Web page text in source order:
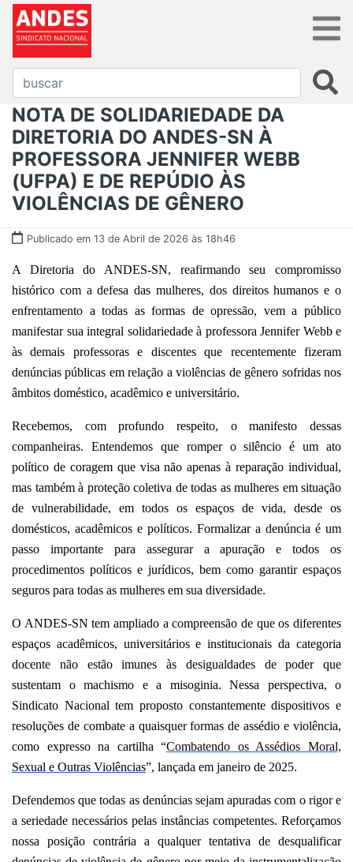
NOTA DE SOLIDARIEDADE DA
DIRETORIA DO ANDES-SN À
PROFESSORA JENNIFER WEBB
(UFPA) E DE REPÚDIO ÀS
VIOLÊNCIAS DE GÊNERO
Publicado em 13 de Abril de 2026 às 18h46
A Diretoria do ANDES-SN, reafirmando seu compromisso
histórico com a defesa das mulheres, dos direitos humanos e o
enfrentamento a todas as formas de opressão, vem a público
manifestar sua integral solidariedade à professora Jennifer Webb e
às demais professoras e discentes que recentemente fizeram
denúncias públicas em relação a violências de gênero sofridas nos
âmbitos doméstico, acadêmico e universitário.
Recebemos, com profundo respeito, o manifesto dessas
companheiras. Entendemos que romper o silêncio é um ato
político de coragem que visa não apenas à reparação individual,
mas também à proteção coletiva de todas as mulheres em situação
de vulnerabilidade, em todos os espaços de vida, desde os
domésticos, acadêmicos e políticos. Formalizar a denúncia é um
passo importante para assegurar a apuração e todos os
procedimentos políticos e jurídicos, bem como garantir espaços
seguros para todas as mulheres em sua diversidade.
O ANDES-SN tem ampliado a compreensão de que os diferentes
espaços acadêmicos, universitários e institucionais da categoria
docente não estão imunes às desigualdades de poder que
sustentam o machismo e a misoginia. Nessa perspectiva, o
Sindicato Nacional tem proposto constantemente dispositivos e
resoluções de combate a quaisquer formas de assédio e violência,
como expresso na cartilha “Combatendo os Assédios Moral,
Sexual e Outras Violências”, lançada em janeiro de 2025.
Defendemos que todas as denúncias sejam apuradas com o rigor e
a seriedade necessários pelas instâncias competentes. Reforçamos
nossa posição contrária a qualquer tentativa de desqualificar